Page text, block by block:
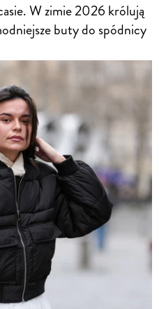
W zimie 2026 królują
buty do spódnicy